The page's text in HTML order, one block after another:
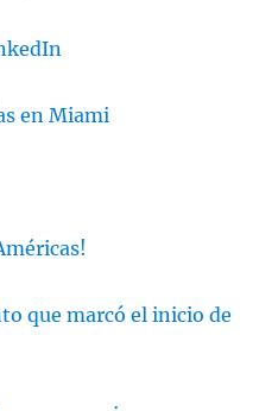
en Miami
que marcó el inicio de